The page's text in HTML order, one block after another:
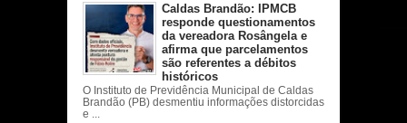
Caldas Brandão: IPMCB
responde questionamentos
da vereadora Rosângela e
afirma que parcelamentos
são referentes a débitos
históricos
O Instituto de Previdência Municipal de Caldas
Brandão (PB) desmentiu informações distorcidas
e ...